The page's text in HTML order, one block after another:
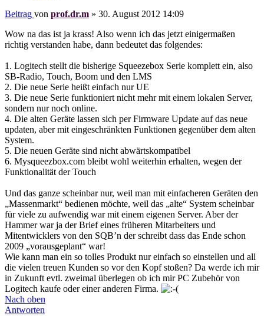
Beitrag von prof.dr.m » 30. August 2012 14:09
Wow na das ist ja krass! Also wenn ich das jetzt einigermaßen
richtig verstanden habe, dann bedeutet das folgendes:
1. Logitech stellt die bisherige Squeezebox Serie komplett ein, also
SB-Radio, Touch, Boom und den LMS
2. Die neue Serie heißt einfach nur UE
3. Die neue Serie funktioniert nicht mehr mit einem lokalen Server,
sondern nur noch online.
4. Die alten Geräte lassen sich per Firmware Update auf das neue
updaten, aber mit eingeschränkten Funktionen gegenüber dem alten
System.
5. Die neuen Geräte sind nicht abwärtskompatibel
6. Mysqueezbox.com bleibt wohl weiterhin erhalten, wegen der
Funktionalität der Touch
Und das ganze scheinbar nur, weil man mit einfacheren Geräten den
„Massenmarkt“ bedienen möchte, weil das „alte“ System scheinbar
für viele zu aufwendig war mit einem eigenen Server. Aber der
Hammer war ja der Brief eines früheren Mitarbeiters und
Mitentwicklers von den SQB’n der schreibt dass das Ende schon
2009 „vorausgeplant“ war!
Wie kann man ein so tolles Produkt nur einfach so einstellen und all
die vielen treuen Kunden so vor den Kopf stoßen? Da werde ich mir
in Zukunft evtl. zweimal überlegen ob ich mir PC Zubehör von
Logitech kaufe oder einer anderen Firma.
Nach oben
Antworten